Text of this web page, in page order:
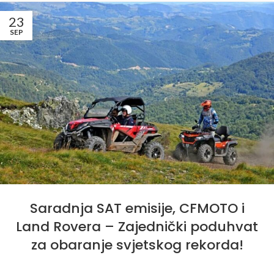
23
SEP
Saradnja SAT emisije, CFMOTO i
Land Rovera – Zajednički poduhvat
za obaranje svjetskog rekorda!